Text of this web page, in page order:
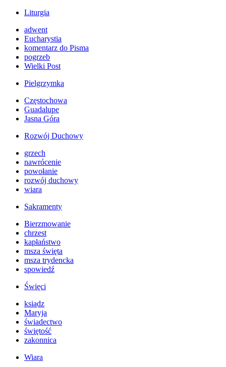
Liturgia
adwent
Eucharystia
komentarz do Pisma
pogrzeb
Wielki Post
Pielgrzymka
Częstochowa
Guadalupe
Jasna Góra
Rozwój Duchowy
grzech
nawrócenie
powołanie
rozwój duchowy
wiara
Sakramenty
Bierzmowanie
chrzest
kapłaństwo
msza święta
msza trydencka
spowiedź
Święci
ksiądz
Maryja
świadectwo
świętość
zakonnica
Wiara